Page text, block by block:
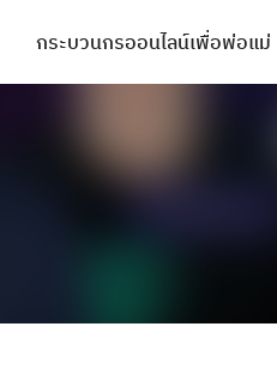
กระบวนกรออนไลน์เพื่อพ่อแม่